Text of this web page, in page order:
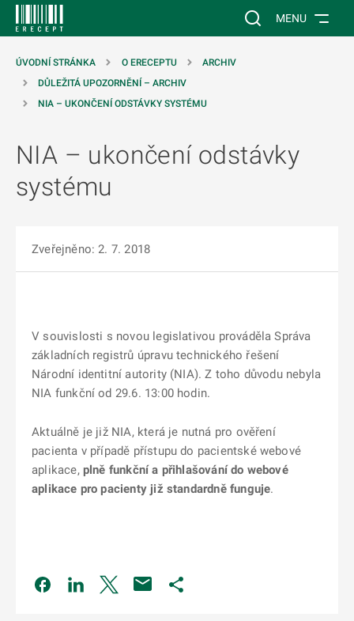
Vyhledávání na
MENU
ÚVODNÍ STRÁNKA O ERECEPTU
ARCHIV
DŮLEŽITÁ UPOZORNĚNÍ – ARCHIV
NIA – UKONČENÍ ODSTÁVKY SYSTÉMU
NIA – ukončení odstávky
systému
Zveřejněno: 2. 7. 2018
V souvislosti s novou legislativou prováděla Správa
základních registrů úpravu technického řešení
Národní identitní autority (NIA). Z toho důvodu nebyla
NIA funkční od 29.6. 13:00 hodin.
Aktuálně je již NIA, která je nutná pro ověření
pacienta v případě přístupu do pacientské webové
aplikace, plně funkční a přihlašování do webové
aplikace pro pacienty již standardně funguje.
Odkaz se otevře na nové kartě
Odkaz se otevře na nové kartě
Odkaz se otevře na nové kartě